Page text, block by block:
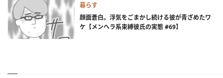
暮らす
顔面蒼白。浮気をごまかし続ける彼が青ざめたワ
ケ【メンヘラ系束縛彼氏の実態 #69】